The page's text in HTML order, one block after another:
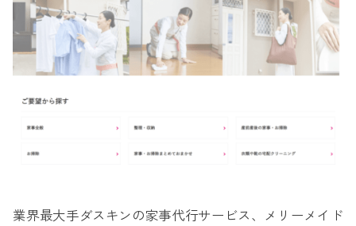
業界最大手ダスキンの家事代行サービス、メリーメイド